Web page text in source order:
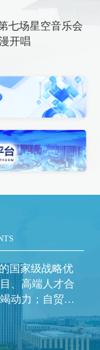
七场星空音乐会
浪漫开唱
国家级战略优
、高端人才合
动力；自贸试
助力打造一流
开放创新的平
市遥遥领先；